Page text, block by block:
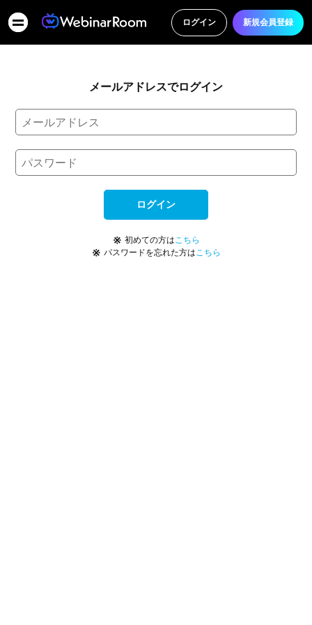
ログイン 新規会員登録
メールアドレスでログイン
ログイン
※ 初めての方は こちら
※ パスワードを忘れた方は こちら